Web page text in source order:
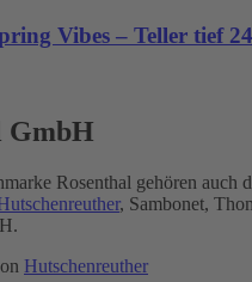
Vibes – Teller tief
GmbH
Rosenthal gehören auch
, Sambonet,
Hutschenreuther